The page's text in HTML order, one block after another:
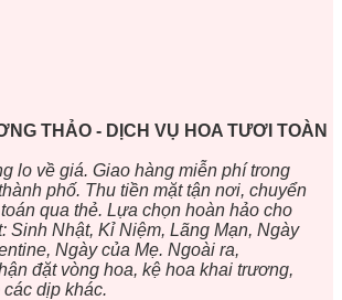
THẢO - DỊCH VỤ HOA TƯƠI TOÀN
lo về giá. Giao hàng miễn phí trong
phố. Thu tiền mặt tận nơi, chuyển
qua thẻ. Lựa chọn hoàn hảo cho
Sinh Nhật, Kỉ Niệm, Lãng Mạn, Ngày
Ngày của Mẹ. Ngoài ra,
đặt vòng hoa, kệ hoa khai trương,
dịp khác.